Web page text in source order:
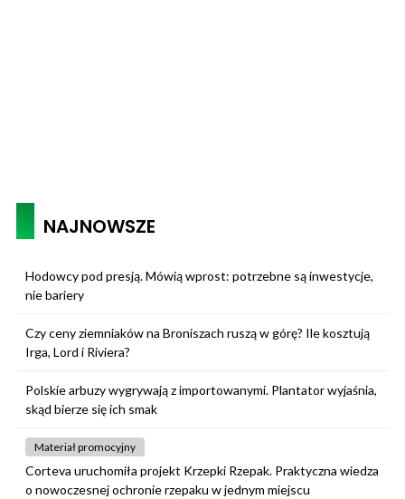
NAJNOWSZE
Hodowcy pod presją. Mówią wprost: potrzebne są inwestycje,
nie bariery
Czy ceny ziemniaków na Broniszach ruszą w górę? Ile kosztują
Irga, Lord i Riviera?
Polskie arbuzy wygrywają z importowanymi. Plantator wyjaśnia,
skąd bierze się ich smak
Materiał promocyjny
Corteva uruchomiła projekt Krzepki Rzepak. Praktyczna wiedza
o nowoczesnej ochronie rzepaku w jednym miejscu